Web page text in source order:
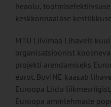
heaolu,
keskkonnaalase
MTÜ Liivimaa Lihaveis
organisatsioonist
projekti arendamiseks
eurot. BovINE kaasab
Euroopa Liidu
Euroopa ammlehmade